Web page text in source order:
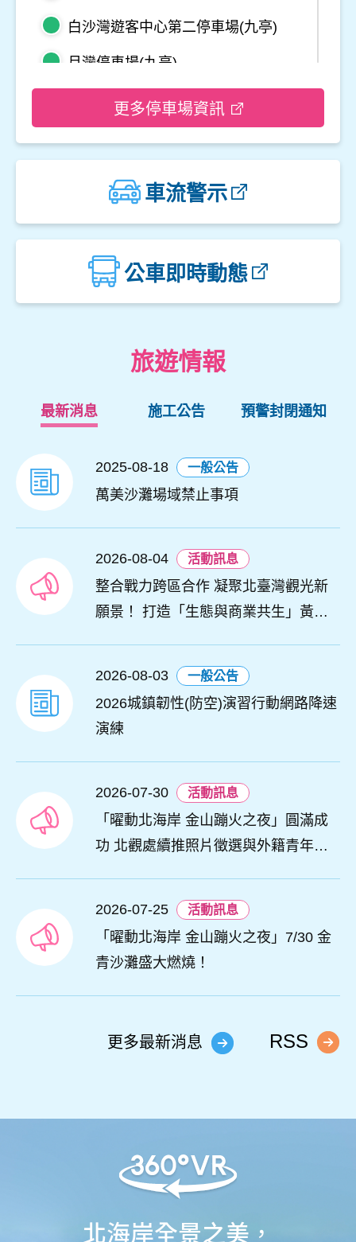
白沙灣遊客中心第二停車場(九亭)
月灣停車場(九亭)
野柳地質公園停車場
觀音山遊客中心停車場一
楓櫃斗湖停車場
中角灣停車場
更多停車場資訊
車流警示
公車即時動態
旅遊情報
最新消息
2025-08-18 一般公告
萬美沙灘場域禁止事項
2026-08-04 活動訊息
整合戰力跨區合作 凝聚北臺灣觀光新
願景！ 打造「生態與商業共生」黃金
2026-08-03 一般公告
2026城鎮韌性(防空)演習行動網路降速
演練
2026-07-30 活動訊息
「曜動北海岸 金山蹦火之夜」圓滿成
功 北觀處續推照片徵選與外籍青年免
2026-07-25 活動訊息
「曜動北海岸 金山蹦火之夜」7/30 金
青沙灘盛大燃燒！
施工公告 預警封閉通知
更多最新消息 RSS
北海岸全景之美，